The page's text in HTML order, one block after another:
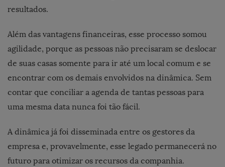
resultados.
Além das vantagens financeiras, esse processo somou
agilidade, porque as pessoas não precisaram se deslocar
de suas casas somente para ir até um local comum e se
encontrar com os demais envolvidos na dinâmica. Sem
contar que conciliar a agenda de tantas pessoas para
uma mesma data nunca foi tão fácil.
A dinâmica já foi disseminada entre os gestores da
empresa e, provavelmente, esse legado permanecerá no
futuro para otimizar os recursos da companhia.